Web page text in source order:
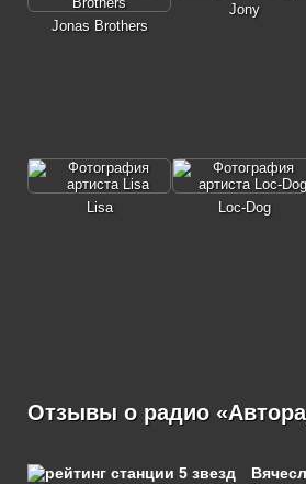
Jonas Brothers
Jony
Lisa
Loc-Dog
Отзывы о радио